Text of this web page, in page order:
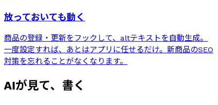
放っておいても動く
商品の登録・更新をフックして、altテキストを自動生成。
一度設定すれば、あとはアプリに任せるだけ。新商品のSEO
対策を忘れることがなくなります。
AIが見て、書く